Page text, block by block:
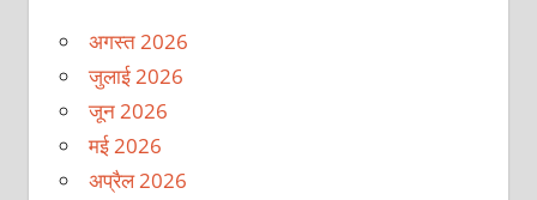
अगस्त 2026
जुलाई 2026
जून 2026
मई 2026
अप्रैल 2026